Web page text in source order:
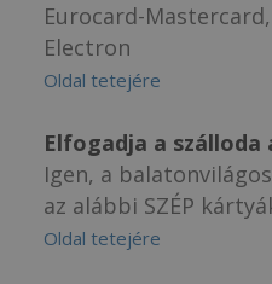
Eurocard-
Electron
Oldal tetejére
Elfogadja a szálloda
Igen, a
az alábbi SZÉP
Oldal tetejére